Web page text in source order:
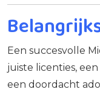
Een succesvolle
juiste licenties,
een doordacht